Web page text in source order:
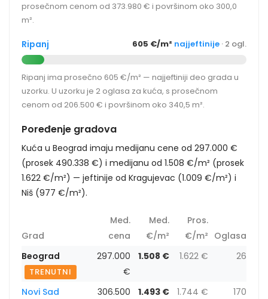
prosečnom cenom od 373.980 € i površinom oko 300,0
m².
Ripanj 605 €/m² najjeftinije · 2 ogl.
Ripanj ima prosečno 605 €/m² — najjeftiniji deo grada u
uzorku. U uzorku je 2 oglasa za kuća, s prosečnom
cenom od 206.500 € i površinom oko 340,5 m².
Poređenje gradova
Kuća u Beograd imaju medijanu cene od 297.000 €
(prosek 490.338 €) i medijanu od 1.508 €/m² (prosek
1.622 €/m²) — jeftinije od Kragujevac (1.009 €/m²) i
Niš (977 €/m²).
Grad
Med.
cena
Med.
€/m²
Pros.
€/m² Oglasa
Beograd
TRENUTNI
297.000
€
1.508 € 1.622 € 26
Novi Sad
306.500
1.493 € 1.744 € 170